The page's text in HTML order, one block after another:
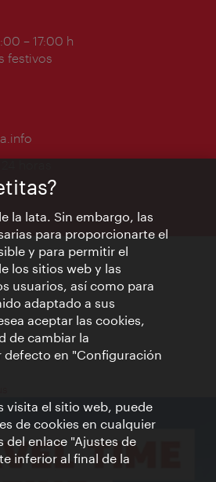
– 17:00 h
festivos
la lata. Sin embargo, las
para proporcionarte el
y para permitir el
los sitios web y las
usuarios, así como para
adaptado a sus
aceptar las cookies,
de cambiar la
en "Configuración
visita el sitio web, puede
de cookies en cualquier
del enlace "Ajustes de
inferior al final de la